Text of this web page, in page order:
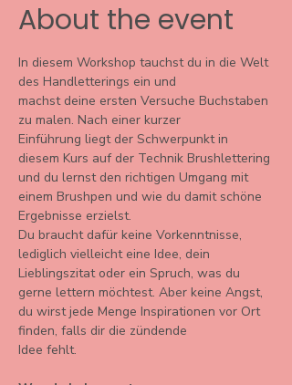
About the event
In diesem Workshop tauchst du in die Welt
des Handletterings ein und
machst deine ersten Versuche Buchstaben
zu malen. Nach einer kurzer
Einführung liegt der Schwerpunkt in
diesem Kurs auf der Technik Brushlettering
und du lernst den richtigen Umgang mit
einem Brushpen und wie du damit schöne
Ergebnisse erzielst.
Du braucht dafür keine Vorkenntnisse,
lediglich vielleicht eine Idee, dein
Lieblingszitat oder ein Spruch, was du
gerne lettern möchtest. Aber keine Angst,
du wirst jede Menge Inspirationen vor Ort
finden, falls dir die zündende
Idee fehlt.